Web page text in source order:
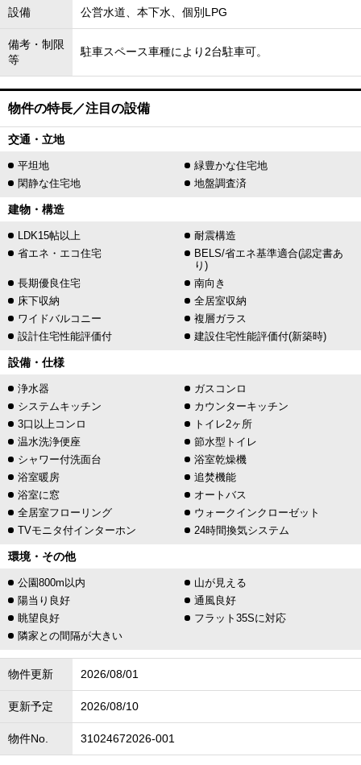
設備 公営水道、本下水、個別LPG
備考・制限
等
駐車スペース車種により2台駐車可。
物件の特長／注目の設備
交通・立地
平坦地
緑豊かな住宅地
閑静な住宅地
地盤調査済
建物・構造
LDK15帖以上
耐震構造
省エネ・エコ住宅
BELS/省エネ基準適合(認定書あ
り)
長期優良住宅
南向き
床下収納
全居室収納
ワイドバルコニー
複層ガラス
設計住宅性能評価付
建設住宅性能評価付(新築時)
設備・仕様
浄水器
ガスコンロ
システムキッチン
カウンターキッチン
3口以上コンロ
トイレ2ヶ所
温水洗浄便座
節水型トイレ
シャワー付洗面台
浴室乾燥機
浴室暖房
追焚機能
浴室に窓
オートバス
全居室フローリング
ウォークインクローゼット
TVモニタ付インターホン
24時間換気システム
環境・その他
公園800m以内
山が見える
陽当り良好
通風良好
眺望良好
フラット35Sに対応
隣家との間隔が大きい
物件更新 2026/08/01
更新予定 2026/08/10
物件No. 31024672026-001